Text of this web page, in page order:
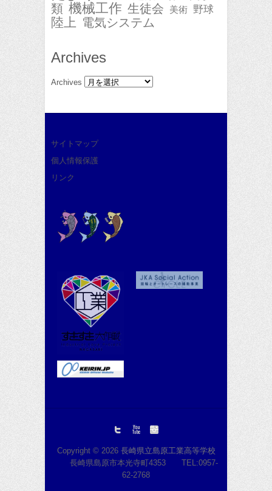
類 機械工作 生徒会 美術 野球
陸上 電気システム
Archives
Archives
サイトマップ
個人情報保護
リンク
Copyright © 2026 長崎県立島原工業高等学校
長崎県島原市本光寺町4353 TEL:0957-
62-2768